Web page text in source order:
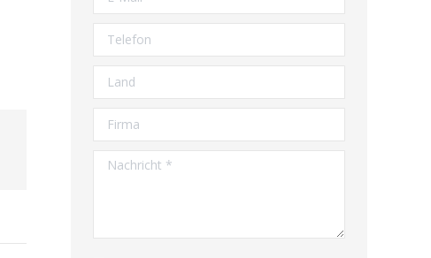
Telefon
Land
Firma
Nachricht *